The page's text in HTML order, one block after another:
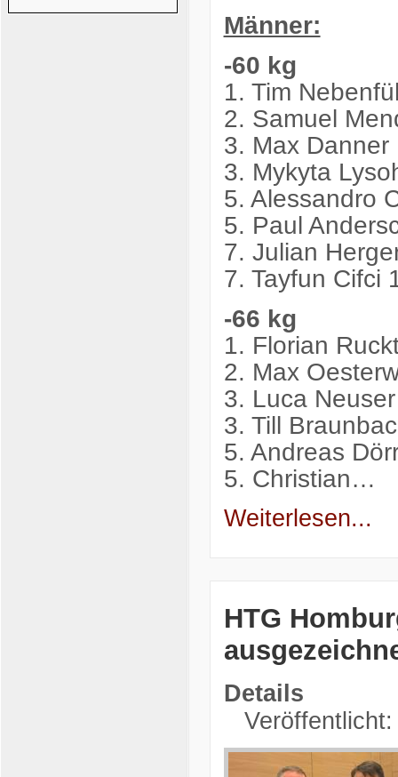
Männer:
-60 kg
1. Tim
2. Samuel
3. Max
3. Mykyta
5. Alessandro
5. Paul
7. Julian
7. Tayfun Cifci
-66 kg
1. Florian
2. Max
3. Luca
3. Till
5. Andreas
5. Christian…
Weiterlesen...
HTG
Details